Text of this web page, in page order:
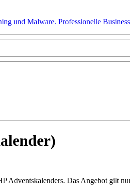
und Malware. Professionelle
Adventskalenders. Das Angebot gilt